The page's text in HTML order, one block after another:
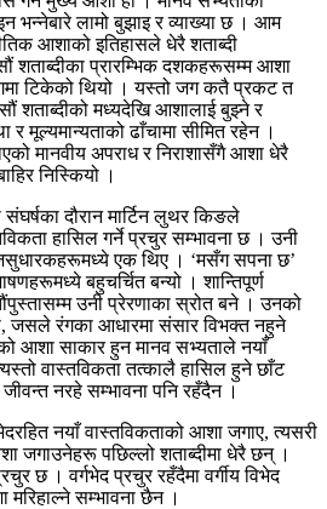
भन्नेबारे लामो बुझाइ र व्याख्या छ । आम
आशाको इतिहासले धेरै शताब्दी
शताब्दीका प्रारम्भिक दशकहरूसम्म आशा
टिकेको थियो । यस्तो जग कतै प्रकट त
शताब्दीको मध्यदेखि आशालाई बुझ्ने र
र मूल्यमान्यताको ढाँचामा सीमित रहेन ।
मानवीय अपराध र निराशासँगै आशा धेरै
निस्कियो ।
दौरान मार्टिन लुथर किङले
हासिल गर्ने प्रचुर सम्भावना छ । उनी
एक थिए । ‘मसँग सपना छ’
बहुचर्चित बन्यो । शान्तिपूर्ण
उनी प्रेरणाका स्रोत बने । उनको
जसले रंगका आधारमा संसार विभक्त नहुने
आशा साकार हुन मानव सभ्यताले नयाँ
वास्तविकता तत्कालै हासिल हुने छाँट
नरहे सम्भावना पनि रहँदैन ।
नयाँ वास्तविकताको आशा जगाए, त्यसरी
जगाउनेहरू पछिल्लो शताब्दीमा धेरै छन् ।
छ । वर्गभेद प्रचुर रहँदैमा वर्गीय विभेद
सम्भावना छैन ।